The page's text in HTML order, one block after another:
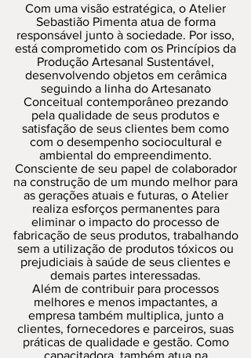
Com uma visão estratégica, o Atelier
Sebastião Pimenta atua de forma
responsável junto à sociedade. Por isso,
está comprometido com os Princípios da
Produção Artesanal Sustentável,
desenvolvendo objetos em cerâmica
seguindo a linha do Artesanato
Conceitual contemporâneo prezando
pela qualidade de seus produtos e
satisfação de seus clientes bem como
com o desempenho sociocultural e
ambiental do empreendimento.
Consciente de seu papel de colaborador
na construção de um mundo melhor para
as gerações atuais e futuras, o Atelier
realiza esforços permanentes para
eliminar o impacto do processo de
fabricação de seus produtos, trabalhando
sem a utilização de produtos tóxicos ou
prejudiciais à saúde de seus clientes e
demais partes interessadas.
Além de contribuir para processos
melhores e menos impactantes, a
empresa também multiplica, junto a
clientes, fornecedores e parceiros, suas
práticas de qualidade e gestão. Como
capacitadora, também atua na